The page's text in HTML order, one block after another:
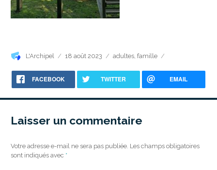
Auteur
L'Archipel
Publié
18 août 2023 Catégories
adultes, famille
FACEBOOK TWITTER EMAIL
Laisser un commentaire
Votre adresse e-mail ne sera pas publiée. Les champs obligatoires
sont indiqués avec *